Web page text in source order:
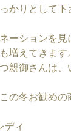
かりとして
ーションを見
増えてきます
親御さんは、
の冬お勧め
ディ